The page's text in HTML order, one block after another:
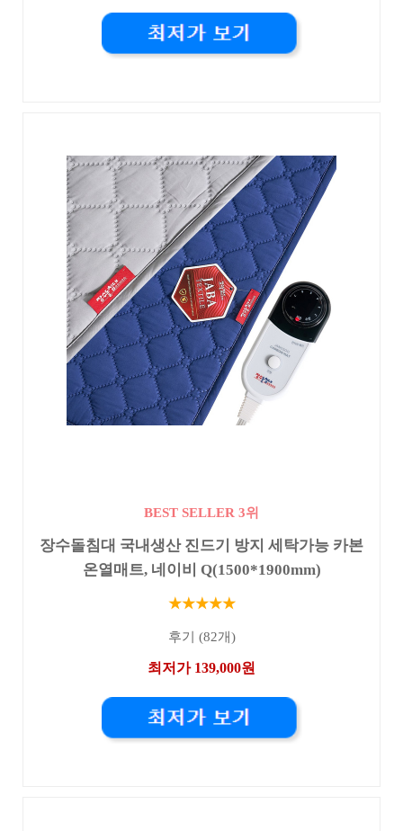
BEST SELLER 3위
장수돌침대 국내생산 진드기 방지 세탁가능 카본
온열매트, 네이비 Q(1500*1900mm)
★★★★★
후기 (82개)
최저가 139,000원